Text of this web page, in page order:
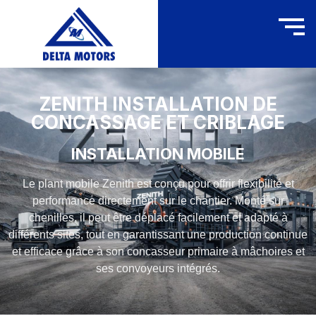
ZENITH INSTALLATION DE
CONCASSAGE ET CRIBLAGE
INSTALLATION MOBILE
Le plant mobile Zenith est conçu pour offrir flexibilité et
performance directement sur le chantier. Monté sur
chenilles, il peut être déplacé facilement et adapté à
différents sites, tout en garantissant une production continue
et efficace grâce à son concasseur primaire à mâchoires et
ses convoyeurs intégrés.